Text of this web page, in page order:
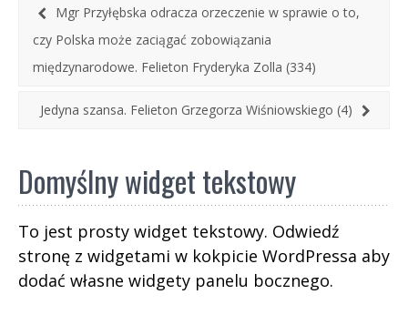
zachodniego lewactwa. Nowy dzień nam nastał,
dzień prawych i sprawiedliwych, gdy
mężczyznom przypada – jak się im to należy –
rozsądzanie skarg niewieścich. Komisja obrony
Jarosława Kaczyńskiego ukazała nam nowy
program PiS-u: cela+ dla szkodliwych kobiet.
Mgr Przyłębska odracza orzeczenie w sprawie o to,
czy Polska może zaciągać zobowiązania
międzynarodowe. Felieton Fryderyka Zolla (334)
Jedyna szansa. Felieton Grzegorza Wiśniowskiego (4)
Domyślny widget tekstowy
To jest prosty widget tekstowy. Odwiedź
stronę z widgetami w kokpicie WordPressa aby
dodać własne widgety panelu bocznego.